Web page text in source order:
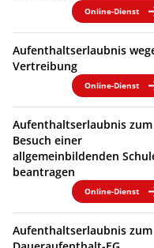
Online-Dienst
Aufenthaltserlaubnis
Vertreibung
Online-Dienst
Aufenthaltserlaubnis zum
Besuch einer
allgemeinbildenden
beantragen
Online-Dienst
Aufenthaltserlaubnis zum